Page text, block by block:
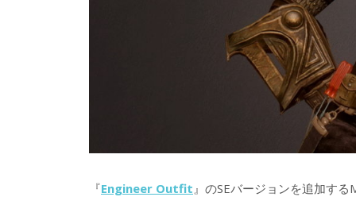
『Engineer Outfit 』のSEバージョンを追加する